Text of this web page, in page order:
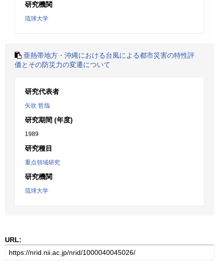
研究機関
琉球大学
亜熱帯地方・沖縄における台風による都市災害の特性評
価とその防災力の変遷について
研究代表者
矢吹 哲哉
研究期間 (年度)
1989
研究種目
重点領域研究
研究機関
琉球大学
URL: